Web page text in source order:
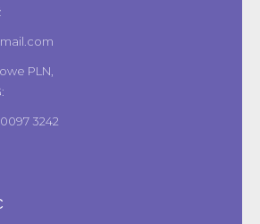
PLN,
3242